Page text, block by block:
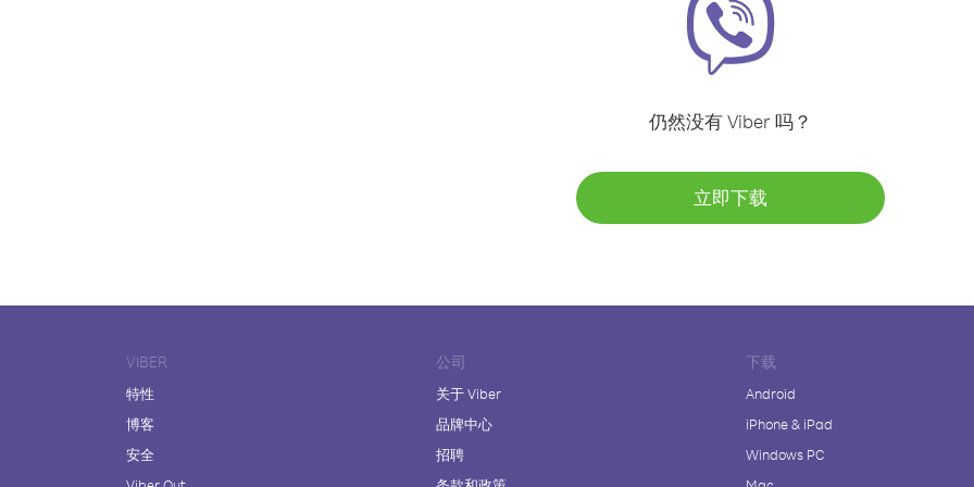
仍然没有 Viber 吗？
立即下载
VIBER
特性
博客
安全
公司
关于 Viber
品牌中心
招聘
下载
Android
iPhone & iPad
Windows PC